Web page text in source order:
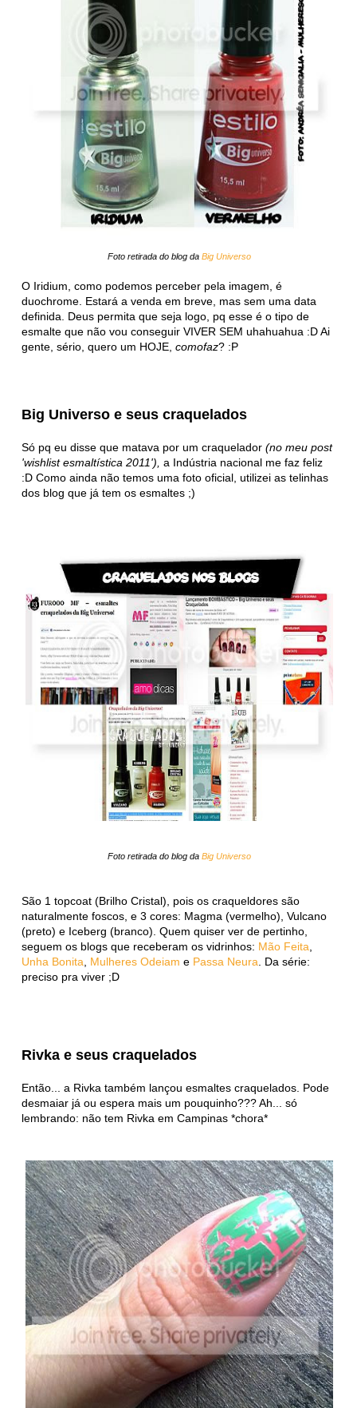
Foto retirada do blog da Big Universo
O Iridium, como podemos perceber pela imagem, é
duochrome. Estará a venda em breve, mas sem uma data
definida. Deus permita que seja logo, pq esse é o tipo de
esmalte que não vou conseguir VIVER SEM uhahuahua :D Ai
gente, sério, quero um HOJE,comofaz? :P
Big Universo e seus craquelados
Só pq eu disse que matava por um craquelador(no meu post
'wishlist esmaltística 2011'), a Indústria nacional me faz feliz
:D Como ainda não temos uma foto oficial, utilizei as telinhas
dos blog que já tem os esmaltes ;)
Foto retirada do blog da Big Universo
São 1 topcoat (Brilho Cristal), pois os craqueldores são
naturalmente foscos, e 3 cores: Magma (vermelho), Vulcano
(preto) e Iceberg (branco). Quem quiser ver de pertinho,
seguem os blogs que receberam os vidrinhos: Mão Feita
Unha Bonita
Mulheres Odeiam e Passa Neura . Da série:
preciso pra viver ;D
Rivka e seus craquelados
Então... a Rivka também lançou esmaltes craquelados. Pode
desmaiar já ou espera mais um pouquinho??? Ah... só
lembrando: não tem Rivka em Campinas *chora*